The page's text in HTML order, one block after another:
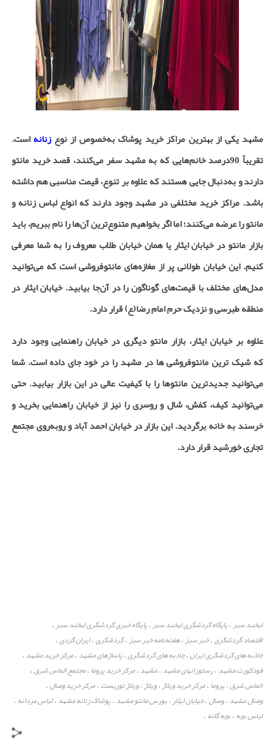
مشهد یکی از بهترین مراکز خرید پوشاک به‌خصوص از نوعزنانهاست.
تقریباً 90درصد خانم‌هایی که به مشهد سفر می‌کنند، قصد خرید مانتو
دارند و به‌دنبال جایی هستند که علاوه بر تنوع، قیمت مناسبی هم داشته
باشد. مراکز خرید مختلفی در مشهد وجود دارند که انواع لباس زنانه و
مانتو را عرضه می‌کنند؛ اما اگر بخواهیم متنوع‌ترین آن‌ها را نام ببریم، باید
بازار مانتو در خیابان ایثار یا همان خیابان طلاب معروف را به شما معرفی
کنیم. این خیابان طولانی پر از مغازه‌های مانتوفروشی است که می‌توانید
مدل‌های مختلف با قیمت‌های گوناگون را در آن‌جا بیابید. خیابان ایثار در
منطقه طبرسی و نزدیک حرم امام رضا(ع) قرار دارد.
علاوه بر خیابان ایثار، بازار مانتو دیگری در خیابان راهنمایی وجود دارد
که شیک ترین مانتوفروشی ها در مشهد را در خود جای داده است. شما
می‌توانید جدیدترین مانتوها را با کیفیت عالی در این بازار بیابید. حتی
می‌توانید کیف، کفش، شال و روسری را نیز از خیابان راهنمایی بخرید و
خرسند به خانه برگردید. این بازار در خیابان احمد آباد و روبه‌روی مجتمع
تجاری خورشید قرار دارد.
لبخند سبز،پایگاه گردشگری لبخند سبز،پایگاه خبری گردشگری لبخند سبز،
اقتصاد گردشگری،خبر سبز،هفته‌نامه خبر سبز،گردشگری،ایران گردی،
جاذبه های گردشگری ایران،جاذبه های گردشگری،پاساژهای مشهد ،مرکز خرید مشهد ،
فودکورت مشهد ،رستورانهای مشهد ،مشهد ،مرکز خرید پروما ،مجتمع الماس شرق ،
الماس شرق ،پروما ،مرکز خرید ویلاژ،ویلاژ،ویلاژ توریست ،مرکز خرید وصال،
وصال مشهد ،وصال،خیابان ایثار،بورس مانتو مشهد ،پوشاک زنانه مشهد ،لباس مردانه ،
لباس بچه ،بچه گانه ،